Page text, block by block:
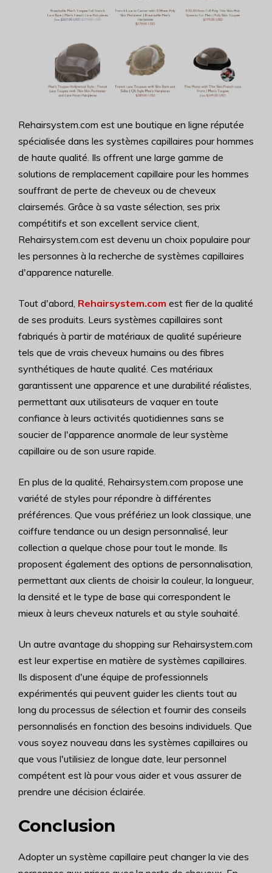
Rehairsystem.com est une boutique en ligne réputée
spécialisée dans les systèmes capillaires pour hommes
de haute qualité. Ils offrent une large gamme de
solutions de remplacement capillaire pour les hommes
souffrant de perte de cheveux ou de cheveux
clairsemés. Grâce à sa vaste sélection, ses prix
compétitifs et son excellent service client,
Rehairsystem.com est devenu un choix populaire pour
les personnes à la recherche de systèmes capillaires
d'apparence naturelle.
Tout d'abord, Rehairsystem.com est fier de la qualité
de ses produits. Leurs systèmes capillaires sont
fabriqués à partir de matériaux de qualité supérieure
tels que de vrais cheveux humains ou des fibres
synthétiques de haute qualité. Ces matériaux
garantissent une apparence et une durabilité réalistes,
permettant aux utilisateurs de vaquer en toute
confiance à leurs activités quotidiennes sans se
soucier de l'apparence anormale de leur système
capillaire ou de son usure rapide.
En plus de la qualité, Rehairsystem.com propose une
variété de styles pour répondre à différentes
préférences. Que vous préfériez un look classique, une
coiffure tendance ou un design personnalisé, leur
collection a quelque chose pour tout le monde. Ils
proposent également des options de personnalisation,
permettant aux clients de choisir la couleur, la longueur,
la densité et le type de base qui correspondent le
mieux à leurs cheveux naturels et au style souhaité.
Un autre avantage du shopping sur Rehairsystem.com
est leur expertise en matière de systèmes capillaires.
Ils disposent d'une équipe de professionnels
expérimentés qui peuvent guider les clients tout au
long du processus de sélection et fournir des conseils
personnalisés en fonction des besoins individuels. Que
vous soyez nouveau dans les systèmes capillaires ou
que vous l'utilisiez de longue date, leur personnel
compétent est là pour vous aider et vous assurer de
prendre une décision éclairée.
Conclusion
Adopter un système capillaire peut changer la vie des